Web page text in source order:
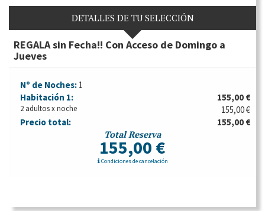
DETALLES DE TU SELECCIÓN
REGALA sin Fecha!! Con Acceso de Domingo a
Jueves
Nº de Noches: 1
Habitación 1: 155,00 €
2 adultos x noche
155,00 €
Precio total:
155,00 €
Total Reserva
155,00 €
Condiciones de cancelación